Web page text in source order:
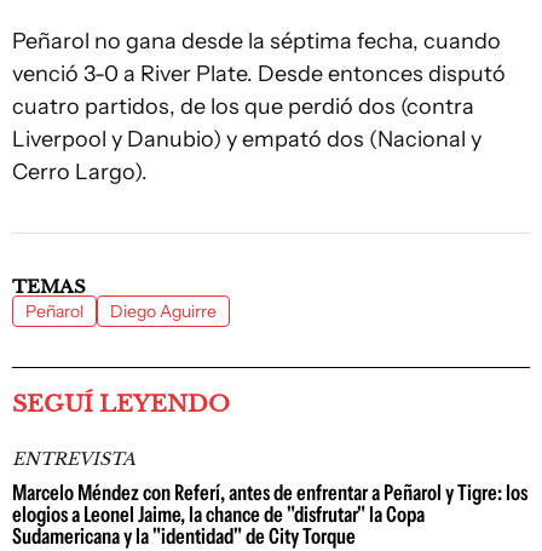
Peñarol no gana desde la séptima fecha, cuando
venció 3-0 a River Plate. Desde entonces disputó
cuatro partidos, de los que perdió dos (contra
Liverpool y Danubio) y empató dos (Nacional y
Cerro Largo).
TEMAS
Peñarol Diego Aguirre
SEGUÍ LEYENDO
ENTREVISTA
Marcelo Méndez con Referí, antes de enfrentar a Peñarol y Tigre: los
elogios a Leonel Jaime, la chance de "disfrutar" la Copa
Sudamericana y la "identidad" de City Torque